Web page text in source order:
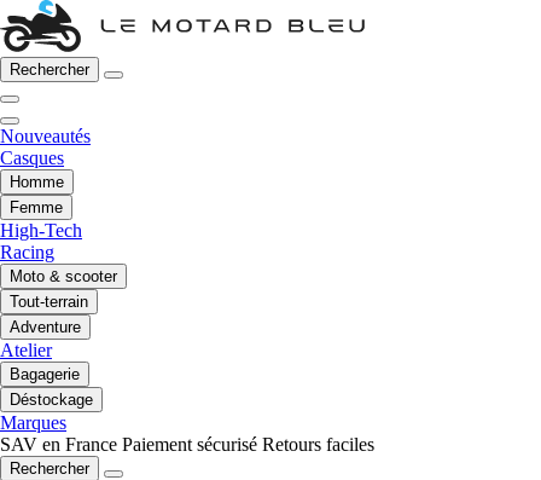
Rechercher
Nouveautés
Casques
Homme
Femme
High-Tech
Racing
Moto & scooter
Tout-terrain
Adventure
Atelier
Bagagerie
Déstockage
Marques
SAV en France Paiement sécurisé Retours faciles
Rechercher